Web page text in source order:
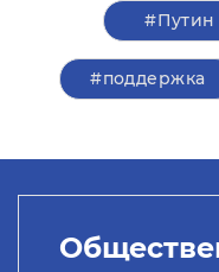
#Путин
#поддержка